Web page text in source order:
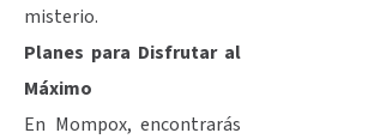
misterio.
Planes para Disfrutar al
Máximo
En Mompox, encontrarás